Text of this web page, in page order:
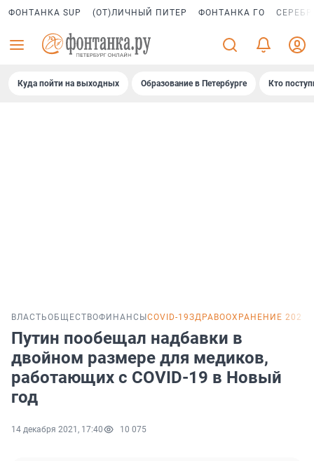
ФОНТАНКА SUP (ОТ)ЛИЧНЫЙ ПИТЕР ФОНТАНКА ГО
Куда пойти на выходных Образование в Петербурге Кто
ВЛАСТЬОБЩЕСТВОФИНАНСЫ COVID-19ЗДРАВООХРАНЕНИЕ 2021
Путин пообещал надбавки в
двойном размере для медиков,
работающих с COVID-19 в Новый
год
14 декабря 2021, 17:40 10 075